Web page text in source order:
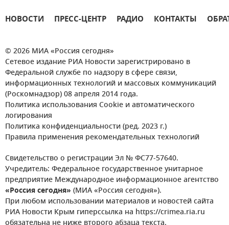
НОВОСТИ ПРЕСС-ЦЕНТР РАДИО КОНТАКТЫ
© 2026 МИА «Россия сегодня»
Сетевое издание РИА Новости зарегистрировано в
Федеральной службе по надзору в сфере связи,
информационных технологий и массовых коммуникаций
(Роскомнадзор) 08 апреля 2014 года.
Политика использования Cookie и автоматического
логирования
Политика конфиденциальности (ред. 2023 г.)
Правила применения рекомендательных технологий
Свидетельство о регистрации Эл № ФС77-57640.
Учредитель: Федеральное государственное унитарное
предприятие Международное информационное агентство
«Россия сегодня» (МИА «Россия сегодня»).
При любом использовании материалов и новостей сайта
РИА Новости Крым гиперссылка на https://crimea.ria.ru